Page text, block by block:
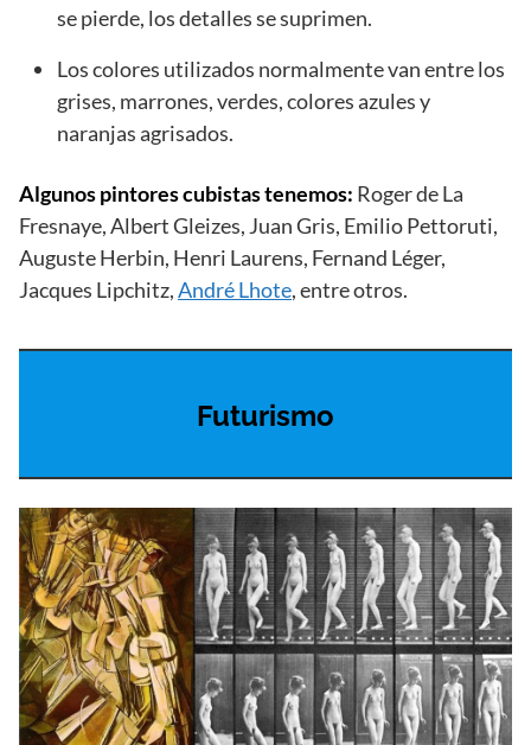
se pierde, los detalles se suprimen.
Los colores utilizados normalmente van entre los
grises, marrones, verdes, colores azules y
naranjas agrisados.
Algunos pintores cubistas tenemos: Roger de La
Fresnaye, Albert Gleizes, Juan Gris, Emilio Pettoruti,
Auguste Herbin, Henri Laurens, Fernand Léger,
Jacques Lipchitz,André Lhote, entre otros.
Futurismo